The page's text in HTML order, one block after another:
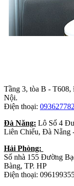
Tầng 3, tòa B -
Nội.
Điện thoại:
Đà Năng: Lô Số 4
Liên Chiểu, Đà Nẵng
Hải Phòng:
Số nhà 155 Đường
Bàng, TP. HP
Điện thoại: